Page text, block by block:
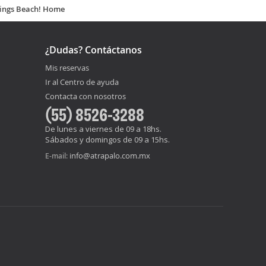
Beach! Home
¿Dudas? Contáctanos
Mis reservas
Ir al Centro de ayuda
Contacta con nosotros
(55) 8526-3288
De lunes a viernes de 09 a 18hs.
Sábados y domingos de 09 a 15hs.
E-mail: info@atrapalo.com.mx